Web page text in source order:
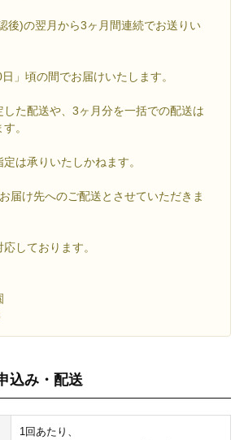
後)の翌月から3ヶ月間連続でお送りい
」頃の間でお届けいたします。
た配送や、3ヶ月分を一括での配送は
す。
は承りいたしかねます。
届け先へのご配送とさせていただきま
しております。
込み・配送
1回あたり、